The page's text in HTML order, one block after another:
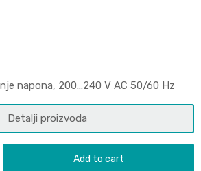
napona, 200...240 V AC 50/60 Hz
Detalji proizvoda
Add to cart